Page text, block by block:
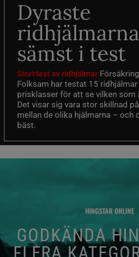
Dyraste
sämst i test
Stort test av ridhjälmar
Folksam har testat 15 ridhjälmar
prisklasser för att se vilken som
Det visar sig vara stor skillnad
mellan de olika hjälmarna – och
bäst.
HINGSTAR ONLINE
GODKÄNDA
FLERA